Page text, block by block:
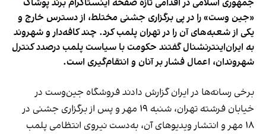
جمهوری اسلامی در اقدامی تازه صفحه اینستاگرام برند پوشاک
«جین وست» را در پی برگزاری جشنی مختلط، از دسترس خارج و
یکی از شعبه‌های آن را در تهران پلمب کرد. چند کافه‌‌دار و شهروند
به ایران‌اینترنشنال گفتند حکومت با سیاست پلمب درصدد کنترل
شهروندان، اعمال فشار بر آنان و انتقام‌گیری است.
برخی رسانه‌ها در ایران گزارش دادند فروشگاه جین‌وست در
خیابان فرشته تهران، شنبه ۱۹ مهر و پس از برگزاری جشنی در
۱۸ مهر و انتشار ویدیوهای آن، به‌دست نیروی انتظامی پلمب